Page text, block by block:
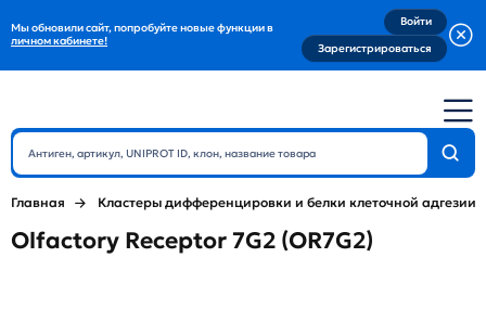
Мы обновили сайт, попробуйте новые функции в
личном кабинете!
Войти
Зарегистрироваться
Главная Кластеры дифференцировки и белки клеточной адгезии
Olfactory Receptor 7G2 (OR7G2)